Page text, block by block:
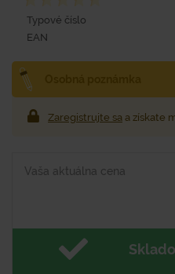
Typové číslo
EAN
Zaregistrujte sa a získate
Vaša aktuálna cena